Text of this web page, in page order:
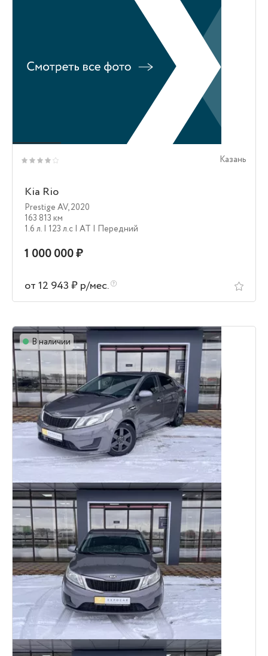
Казань
Kia Rio
Prestige AV,2020
163 813 км
1.6 л. | 123 л.c | AT | Передний
1 000 000 ₽
от 12 943 ₽ р/мес.
В наличии